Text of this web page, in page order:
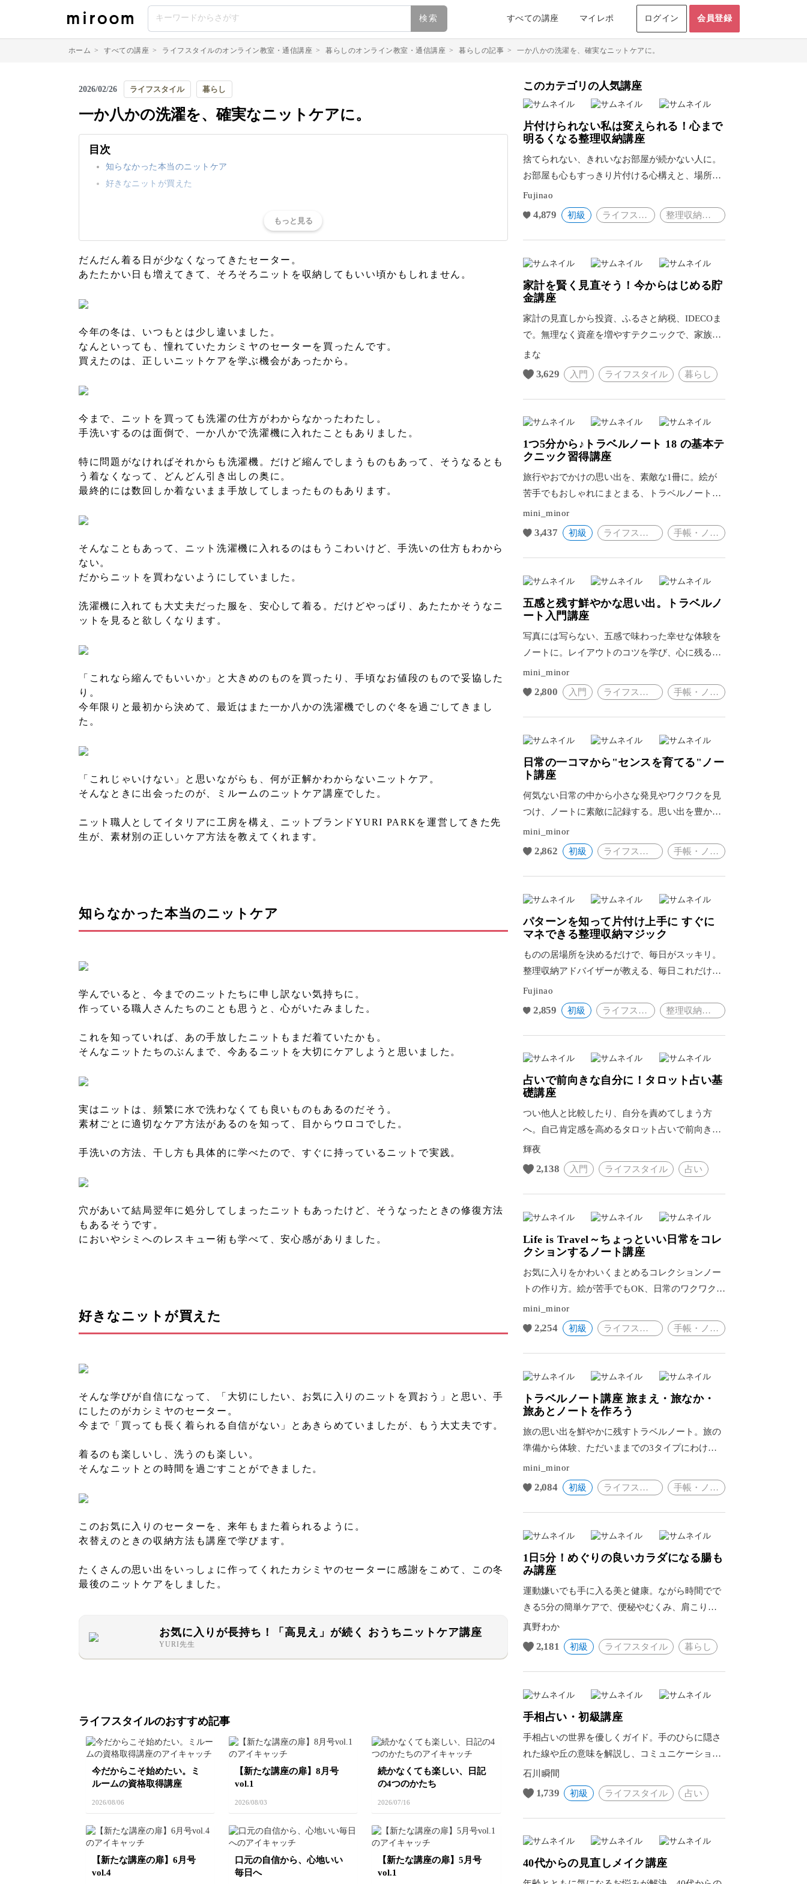
検索 すべての講座 マイレポ ログイン 会員登録
ホーム > すべての講座 > ライフスタイルのオンライン教室・通信講座 > 暮らしのオンライン教室・通信講座 > 暮らしの記事 > 一か八かの洗濯を、確実なニットケアに。
2026/02/26 ライフスタイル 暮らし
一か八かの洗濯を、確実なニットケアに。
目次
知らなかった本当のニットケア
好きなニットが買えた
だんだん着る日が少なくなってきたセーター。
あたたかい日も増えてきて、そろそろニットを収納してもいい頃かもしれません。
今年の冬は、いつもとは少し違いました。
なんといっても、憧れていたカシミヤのセーターを買ったんです。
買えたのは、正しいニットケアを学ぶ機会があったから。
今まで、ニットを買っても洗濯の仕方がわからなかったわたし。
手洗いするのは面倒で、一か八かで洗濯機に入れたこともありました。
特に問題がなければそれからも洗濯機。だけど縮んでしまうものもあって、そうなるとも
う着なくなって、どんどん引き出しの奥に。
最終的には数回しか着ないまま手放してしまったものもあります。
そんなこともあって、ニット洗濯機に入れるのはもうこわいけど、手洗いの仕方もわから
ない。
だからニットを買わないようにしていました。
洗濯機に入れても大丈夫だった服を、安心して着る。だけどやっぱり、あたたかそうなニ
ットを見ると欲しくなります。
「これなら縮んでもいいか」と大きめのものを買ったり、手頃なお値段のもので妥協した
り。
今年限りと最初から決めて、最近はまた一か八かの洗濯機でしのぐ冬を過ごしてきまし
た。
「これじゃいけない」と思いながらも、何が正解かわからないニットケア。
そんなときに出会ったのが、ミルームのニットケア講座でした。
ニット職人としてイタリアに工房を構え、ニットブランドYURI PARKを運営してきた先
生が、素材別の正しいケア方法を教えてくれます。
知らなかった本当のニットケア
学んでいると、今までのニットたちに申し訳ない気持ちに。
作っている職人さんたちのことも思うと、心がいたみました。
これを知っていれば、あの手放したニットもまだ着ていたかも。
そんなニットたちのぶんまで、今あるニットを大切にケアしようと思いました。
実はニットは、頻繁に水で洗わなくても良いものもあるのだそう。
素材ごとに適切なケア方法があるのを知って、目からウロコでした。
手洗いの方法、干し方も具体的に学べたので、すぐに持っているニットで実践。
穴があいて結局翌年に処分してしまったニットもあったけど、そうなったときの修復方法
もあるそうです。
においやシミへのレスキュー術も学べて、安心感がありました。
好きなニットが買えた
そんな学びが自信になって、「大切にしたい、お気に入りのニットを買おう」と思い、手
にしたのがカシミヤのセーター。
今まで「買っても長く着られる自信がない」とあきらめていましたが、もう大丈夫です。
着るのも楽しいし、洗うのも楽しい。
そんなニットとの時間を過ごすことができました。
このお気に入りのセーターを、来年もまた着られるように。
衣替えのときの収納方法も講座で学びます。
たくさんの思い出をいっしょに作ってくれたカシミヤのセーターに感謝をこめて、この冬
最後のニットケアをしました。
お気に入りが長持ち！「高見え」が続く おうちニットケア講座
YURI先生
ライフスタイルのおすすめ記事
今だからこそ始めたい。ミ
ルームの資格取得講座
2026/08/06
【新たな講座の扉】8月号
vol.1
2026/08/03
続かなくても楽しい、日記
の4つのかたち
2026/07/16
【新たな講座の扉】6月号
vol.4
口元の自信から、心地いい
毎日へ
【新たな講座の扉】5月号
vol.1
このカテゴリの人気講座
片付けられない私は変えられる！心まで
明るくなる整理収納講座
捨てられない、きれいなお部屋が続かない人に。
お部屋も心もすっきり片付ける心構えと、場所別
の具体例で理想の暮らしを実現。
Fujinao
4,879 初級 ライフスタイル 整理収納・片付け
家計を賢く見直そう！今からはじめる貯
金講座
家計の見直しから投資、ふるさと納税、IDECOま
で。無理なく資産を増やすテクニックで、家族が
幸せになる賢い管理が実現。
まな
3,629 入門 ライフスタイル 暮らし
1つ5分から♪トラベルノート 18 の基本テ
クニック習得講座
旅行やおでかけの思い出を、素敵な1冊に。絵が
苦手でもおしゃれにまとまる、トラベルノート作
りの基本テクニックをマスター。
mini_minor
3,437 初級 ライフスタイル 手帳・ノート
五感と残す鮮やかな思い出。トラベルノ
ート入門講座
写真には写らない、五感で味わった幸せな体験を
ノートに。レイアウトのコツを学び、心に残る瞬
間を美しく残す。
mini_minor
2,800 入門 ライフスタイル 手帳・ノート
日常の一コマから"センスを育てる"ノー
ト講座
何気ない日常の中から小さな発見やワクワクを見
つけ、ノートに素敵に記録する。思い出を豊かに
彩るイラストやマップの描き方。
mini_minor
2,862 初級 ライフスタイル 手帳・ノート
パターンを知って片付け上手に すぐに
マネできる整理収納マジック
ものの居場所を決めるだけで、毎日がスッキリ。
整理収納アドバイザーが教える、毎日これだけす
ればOKの収納術。
Fujinao
2,859 初級 ライフスタイル 整理収納・片付け
占いで前向きな自分に！タロット占い基
礎講座
つい他人と比較したり、自分を責めてしまう方
へ。自己肯定感を高めるタロット占いで前向きな
気持ちを育み、新しい自分に。
輝夜
2,138 入門 ライフスタイル 占い
Life is Travel～ちょっといい日常をコレ
クションするノート講座
お気に入りをかわいくまとめるコレクションノー
トの作り方。絵が苦手でもOK、日常のワクワクし
た瞬間を記録する楽しみ。
mini_minor
2,254 初級 ライフスタイル 手帳・ノート
トラベルノート講座 旅まえ・旅なか・
旅あとノートを作ろう
旅の思い出を鮮やかに残すトラベルノート。旅の
準備から体験、ただいままでの3タイプにわけ
て、旅をもっと素敵に彩る。
mini_minor
2,084 初級 ライフスタイル 手帳・ノート
1日5分！めぐりの良いカラダになる腸も
み講座
運動嫌いでも手に入る美と健康。ながら時間でで
きる5分の簡単ケアで、便秘やむくみ、肩こりな
ど様々な症状の改善を目指す。
真野わか
2,181 初級 ライフスタイル 暮らし
手相占い・初級講座
手相占いの世界を優しくガイド。手のひらに隠さ
れた線や丘の意味を解説し、コミュニケーション
の新しい扉を開く。
石川瞬間
1,739 初級 ライフスタイル 占い
40代からの見直しメイク講座